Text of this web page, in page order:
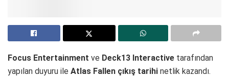
Focus Entertainment ve Deck13 Interactive tarafından
yapılan duyuru ile Atlas Fallen çıkış tarihi netlik kazandı.